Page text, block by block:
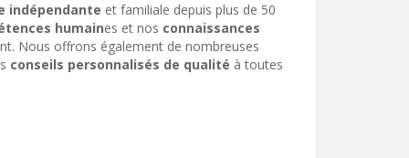
indépendante et familiale depuis plus de 50
humaines et nos connaissances
Nous offrons également de nombreuses
conseils personnalisés de qualité à toutes